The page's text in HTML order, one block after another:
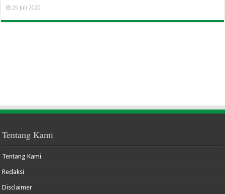
25 Juli 2020
Tentang Kami
Tentang Kami
Redaksi
Disclaimer